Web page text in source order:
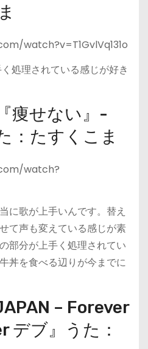
watch?v=T1GvlVq131o
処理されている感じが好き
痩せない』-
たすくこま
watch?
に歌が上手いんです。替え
て声も変えている感じが素
部分が上手く処理されてい
丼を食べる辺りが今までに
– Forever
デブ』うた：